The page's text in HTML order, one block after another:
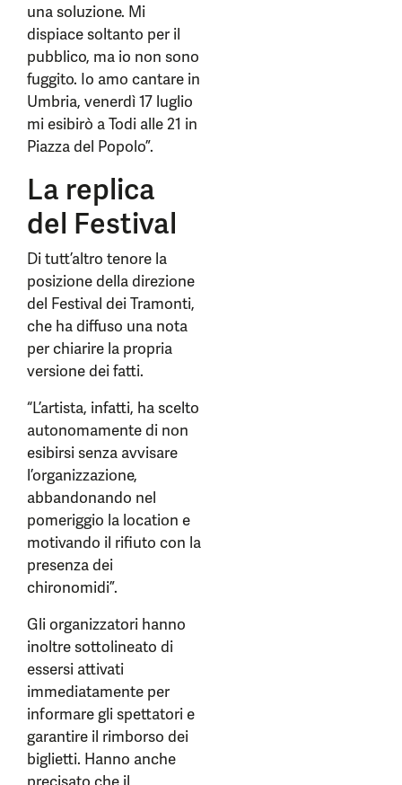
una soluzione. Mi
dispiace soltanto per il
pubblico, ma io non sono
fuggito. Io amo cantare in
Umbria, venerdì 17 luglio
mi esibirò a Todi alle 21 in
Piazza del Popolo”.
La replica
del Festival
Di tutt’altro tenore la
posizione della direzione
del Festival dei Tramonti,
che ha diffuso una nota
per chiarire la propria
versione dei fatti.
“L’artista, infatti, ha scelto
autonomamente di non
esibirsi senza avvisare
l’organizzazione,
abbandonando nel
pomeriggio la location e
motivando il rifiuto con la
presenza dei
chironomidi”.
Gli organizzatori hanno
inoltre sottolineato di
essersi attivati
immediatamente per
informare gli spettatori e
garantire il rimborso dei
biglietti. Hanno anche